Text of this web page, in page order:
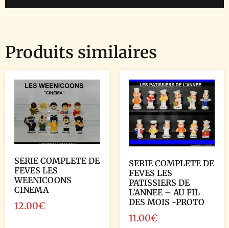
Produits similaires
SERIE COMPLETE DE
FEVES LES
WEENICOONS
CINEMA
12.00€
SERIE COMPLETE DE
FEVES LES
PATISSIERS DE
L’ANNEE – AU FIL
DES MOIS -PROTO
11.00€